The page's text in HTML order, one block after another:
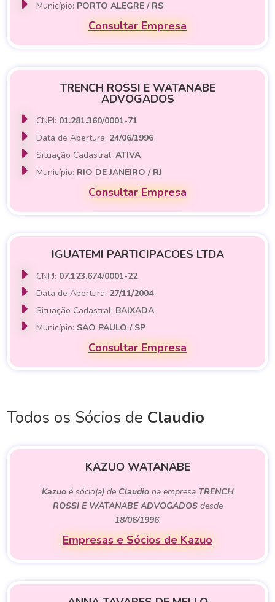
Município: PORTO ALEGRE / RS
Consultar Empresa
TRENCH ROSSI E WATANABE
ADVOGADOS
CNPJ: 01.281.360/0001-71
Data de Abertura: 24/06/1996
Situação Cadastral:ATIVA
Município: RIO DE JANEIRO / RJ
Consultar Empresa
IGUATEMI PARTICIPACOES LTDA
CNPJ: 07.123.674/0001-22
Data de Abertura: 27/11/2004
Situação Cadastral: BAIXADA
Município: SAO PAULO / SP
Consultar Empresa
Todos os Sócios de Claudio
KAZUO WATANABE
Kazuoé sócio(a) de Claudiona empresa TRENCH
ROSSI E WATANABE ADVOGADOSdesde
18/06/1996.
Empresas e Sócios de Kazuo